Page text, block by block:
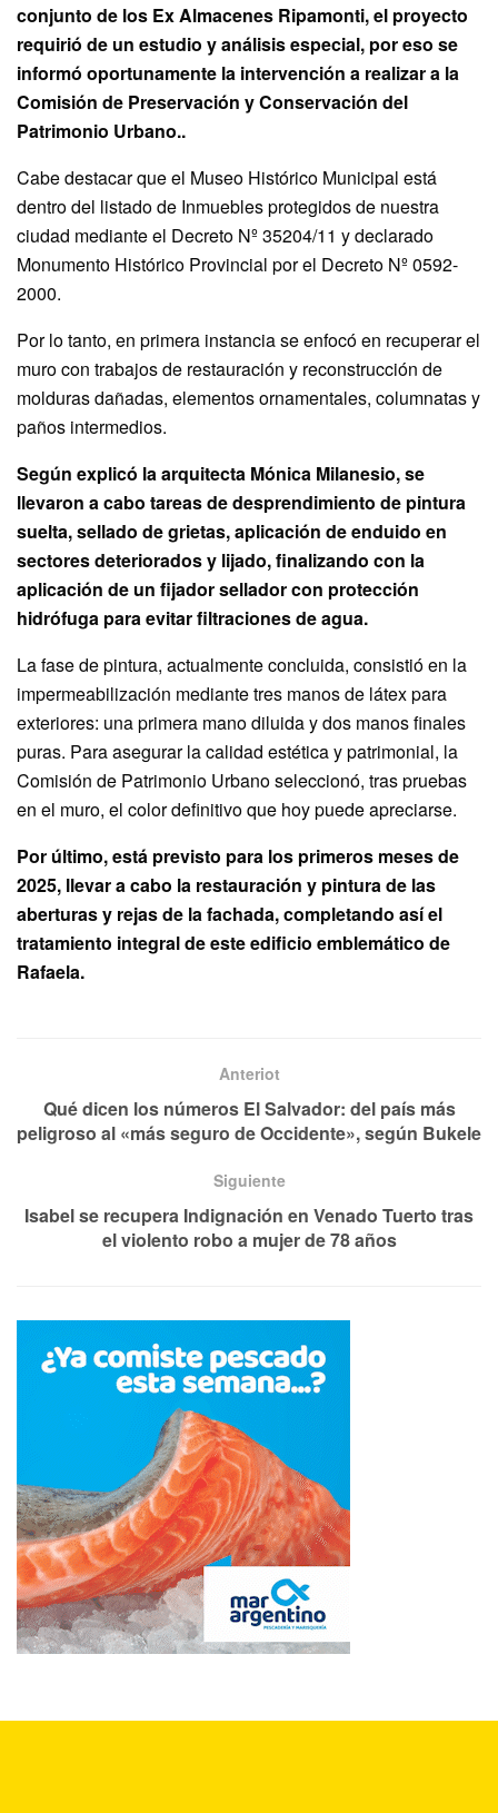
conjunto de los Ex Almacenes Ripamonti, el proyecto
requirió de un estudio y análisis especial, por eso se
informó oportunamente la intervención a realizar a la
Comisión de Preservación y Conservación del
Patrimonio Urbano..
Cabe destacar que el Museo Histórico Municipal está
dentro del listado de Inmuebles protegidos de nuestra
ciudad mediante el Decreto Nº 35204/11 y declarado
Monumento Histórico Provincial por el Decreto Nº 0592-
2000.
Por lo tanto, en primera instancia se enfocó en recuperar el
muro con trabajos de restauración y reconstrucción de
molduras dañadas, elementos ornamentales, columnatas y
paños intermedios.
Según explicó la arquitecta Mónica Milanesio, se
llevaron a cabo tareas de desprendimiento de pintura
suelta, sellado de grietas, aplicación de enduido en
sectores deteriorados y lijado, finalizando con la
aplicación de un fijador sellador con protección
hidrófuga para evitar filtraciones de agua.
La fase de pintura, actualmente concluida, consistió en la
impermeabilización mediante tres manos de látex para
exteriores: una primera mano diluida y dos manos finales
puras. Para asegurar la calidad estética y patrimonial, la
Comisión de Patrimonio Urbano seleccionó, tras pruebas
en el muro, el color definitivo que hoy puede apreciarse.
Por último, está previsto para los primeros meses de
2025, llevar a cabo la restauración y pintura de las
aberturas y rejas de la fachada, completando así el
tratamiento integral de este edificio emblemático de
Rafaela.
Anteriot
Qué dicen los números El Salvador: del país más
peligroso al «más seguro de Occidente», según Bukele
Siguiente
Isabel se recupera Indignación en Venado Tuerto tras
el violento robo a mujer de 78 años